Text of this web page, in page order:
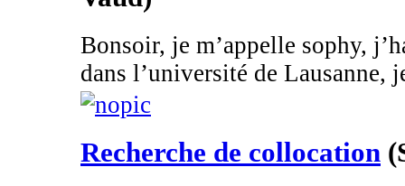
Bonsoir, je m’appelle sophy,
dans l’université de Lausanne,
Recherche de collocation